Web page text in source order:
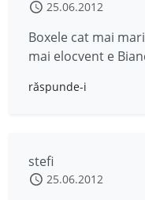
25.06.2012
Boxele cat mai
mai elocvent e
răspunde-i
stefi
25.06.2012